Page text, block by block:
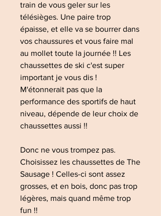
train de vous geler sur les
télésièges. Une paire trop
épaisse, et elle va se bourrer dans
vos chaussures et vous faire mal
au mollet toute la journée !! Les
chaussettes de ski c'est super
important je vous dis !
M'étonnerait pas que la
performance des sportifs de haut
niveau, dépende de leur choix de
chaussettes aussi !!
Donc ne vous trompez pas.
Choisissez les chaussettes de The
Sausage ! Celles-ci sont assez
grosses, et en bois, donc pas trop
légères, mais quand même trop
fun !!